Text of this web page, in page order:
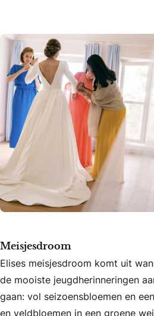
Meisjesdroom
Elises meisjesdroom komt uit
de mooiste jeugdherinneringen
gaan: vol seizoensbloemen en
en veldbloemen in een groene